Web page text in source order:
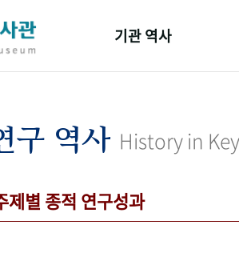
기관 역사
연구원 사람들
키
구 역사 History in
제별 종적 연구성과